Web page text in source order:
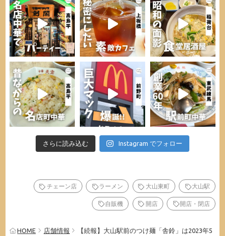
さらに読み込む Instagram でフォロー
チェーン店 ラーメン 大山東町 大山駅
自販機 開店 開店・閉店
HOME 店舗情報
【続報】大山駅前のつけ麺「舎鈴」は2023年5